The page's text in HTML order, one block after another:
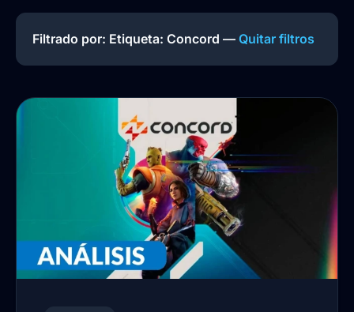
Filtrado por: Etiqueta: Concord — Quitar filtros